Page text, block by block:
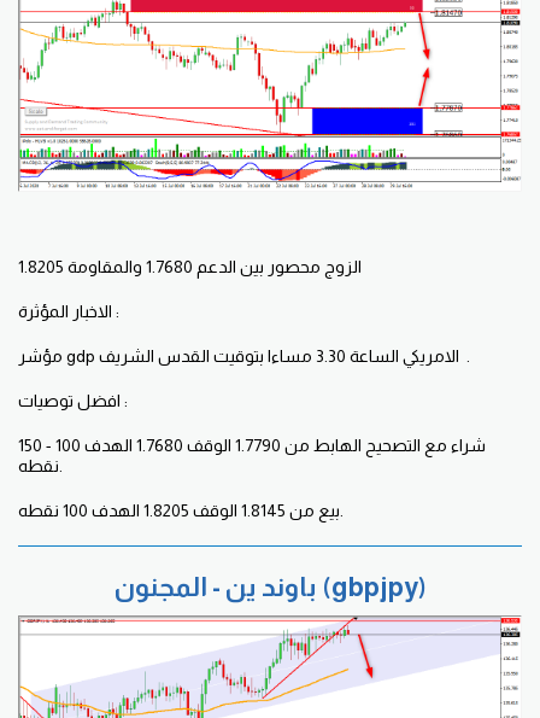
الزوج محصور بين الدعم 1.7680 والمقاومة 1.8205
الاخبار المؤثرة :
افضل توصيات :
شراء مع التصحيح الهابط من 1.7790 الوقف 1.7680 الهدف 100 - 150
باوند ين - المجنون (gbpjpy)